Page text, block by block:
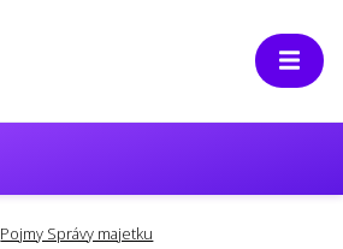
Pojmy Správy majetku